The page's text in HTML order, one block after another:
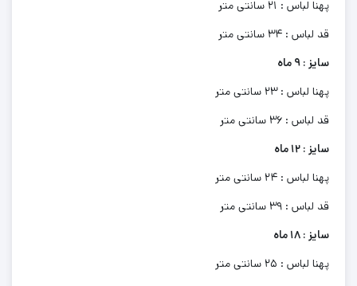
پهنا لباس : 21 سانتی متر
قد لباس : 34 سانتی متر
سایز : 9 ماه
پهنا لباس : 23 سانتی متر
قد لباس : 36 سانتی متر
سایز : 12 ماه
پهنا لباس : 24 سانتی متر
قد لباس : 39 سانتی متر
سایز : 18 ماه
پهنا لباس : 25 سانتی متر